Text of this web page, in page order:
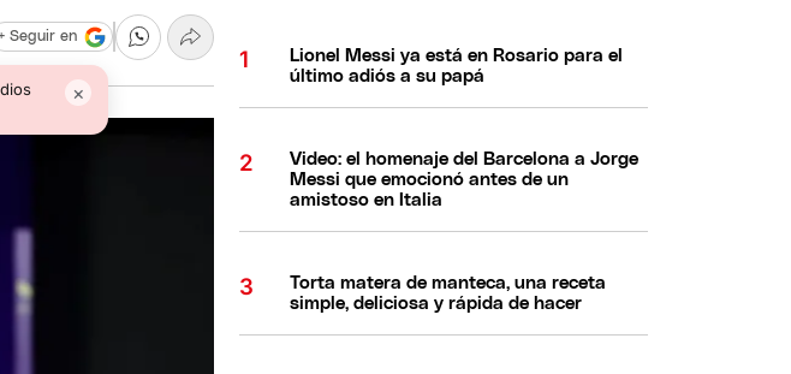
×
Seguir en
Lionel Messi ya está en Rosario para el
último adiós a su papá
Video: el homenaje del Barcelona a Jorge
Messi que emocionó antes de un
amistoso en Italia
Torta matera de manteca, una receta
simple, deliciosa y rápida de hacer